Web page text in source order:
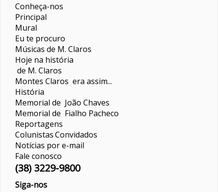
Conheça-nos
Principal
Mural
Eu te procuro
Músicas de M. Claros
Hoje na história
de M. Claros
Montes Claros era assim...
História
Memorial de João Chaves
Memorial de Fialho Pacheco
Reportagens
ColunistasConvidados
Notícias por e-mail
Fale conosco
(38) 3229-9800
Siga-nos